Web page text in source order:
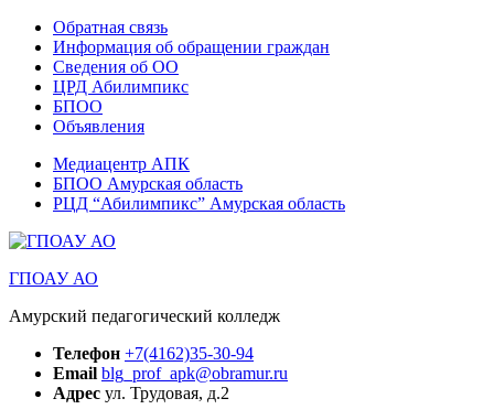
Обратная связь
Информация об обращении граждан
Сведения об ОО
ЦРД Абилимпикс
БПОО
Объявления
Медиацентр АПК
БПОО Амурская область
РЦД “Абилимпикс” Амурская область
ГПОАУ АО
Амурский педагогический колледж
Телефон +7(4162)35-30-94
Email blg_prof_apk@obramur.ru
Адрес ул. Трудовая, д.2